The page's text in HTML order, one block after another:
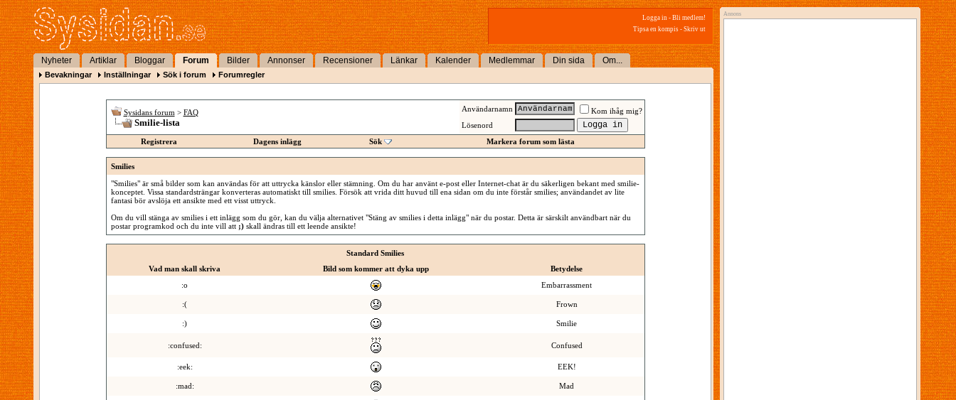
Logga in - Bli medlem!
Tipsa en kompis - Skriv ut
Nyheter Artiklar Bloggar Forum Bilder Annonser Recensioner Länkar Kalender Medlemmar Din sida Om...
Bevakningar Inställningar Sök i forum Forumregler
Sysidans forum > FAQ
Smilie-lista
Användarnamn
Kom ihåg mig?
Lösenord
Registrera
Dagens inlägg Sök Markera forum som lästa
Smilies
"Smilies" är små bilder som kan användas för att uttrycka känslor eller stämning. Om du har använt e-post eller Internet-chat är du säkerligen bekant med smilie-
konceptet. Vissa standardsträngar konverteras automatiskt till smilies. Försök att vrida ditt huvud till ena sidan om du inte förstår smilies; användandet av lite
fantasi bör avslöja ett ansikte med ett visst uttryck.
Om du vill stänga av smilies i ett inlägg som du gör, kan du välja alternativet "Stäng av smilies i detta inlägg" när du postar. Detta är särskilt användbart när du
postar programkod och du inte vill att ;)skall ändras till ett leende ansikte!
Standard Smilies
Vad man skall skriva
Bild som kommer att dyka upp
Betydelse
:o
Embarrassment
:( Frown
:) Smilie
:confused: Confused
:eek: EEK!
:mad: Mad
Annons